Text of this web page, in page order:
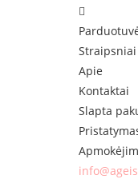
Straipsniai
Apie
Kontaktai
Slapta